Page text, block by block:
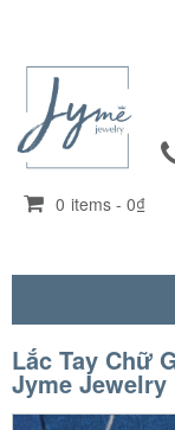
0 items - 0₫
Lắc Tay Chữ
Jyme Jewelry